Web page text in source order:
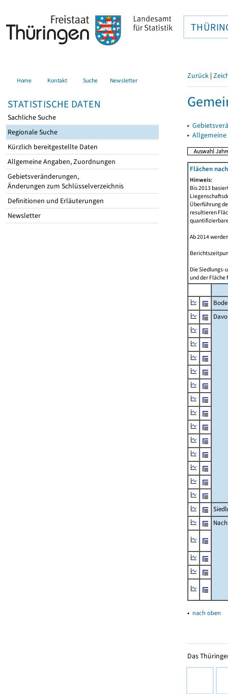
Home Kontakt Suche Newsletter
STATISTISCHE DATEN
Sachliche Suche
Regionale Suche
Kürzlich bereitgestellte Daten
Allgemeine Angaben, Zuordnungen
Gebietsveränderungen,
Änderungen zum Schlüsselverzeichnis
Definitionen und Erläuterungen
Newsletter
Zurück |
▸
▸
Flächen
Hinweis:
Bis 2013
Überführung
resultieren
Ab 2014
Die Siedlungs-
und der Fläche
▴ nach oben
Das